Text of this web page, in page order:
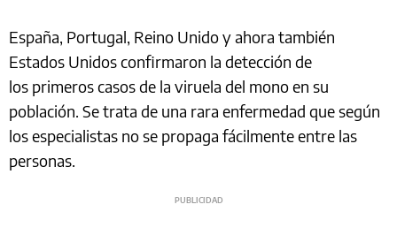
España, Portugal, Reino Unido y ahora también
Estados Unidos confirmaron la detección de
los primeros casos de la viruela del mono en su
población. Se trata de una rara enfermedad que según
los especialistas no se propaga fácilmente entre las
personas.